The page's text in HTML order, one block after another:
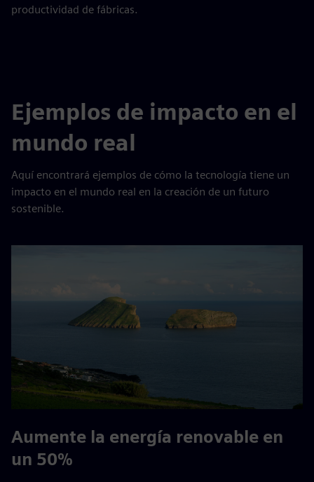
productividad de fábricas.
Ejemplos de impacto en el
mundo real
Aquí encontrará ejemplos de cómo la tecnología tiene un
impacto en el mundo real en la creación de un futuro
sostenible.
Aumente la energía renovable en
un 50%